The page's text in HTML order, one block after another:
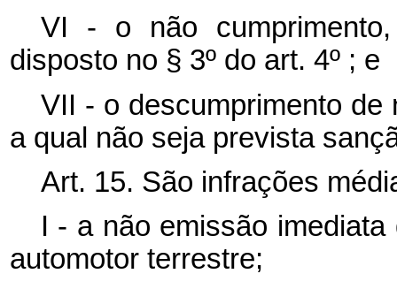
VI - o não
disposto no § 3º do art. 4º ; e
VII - o descumprimento de
a qual não seja prevista
Art. 15. São infrações
I - a não emissão
automotor terrestre;